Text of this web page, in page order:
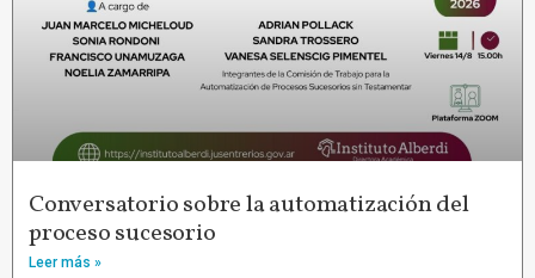
Conversatorio sobre la automatización del
proceso sucesorio
Leer más »